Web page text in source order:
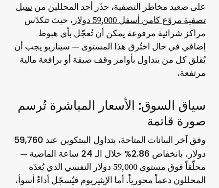
على صعيد مخاطر التصفية، حذّر أحد المحللين من سيل
تصفية مروّع كامن أسفل 59,000 دولار
، حيث تتكدّس
مراكز شرائية مرفوعة يمكن أن تُعجّل بأي هبوط
إضافي في حال اختُرق هذا المستوى — سيناريو يجب أن
يُقلق كل من يتداول بأوامر وقف ضيقة أو برافعة مالية
مرتفعة.
سياق السوق: الأسعار المباشرة تُرسم
صورة قاتمة
وفق آخر البيانات المتاحة،
يتداول البيتكوين عند 59,760
دولار، بانخفاض 2.86% خلال الـ 24 ساعة الماضية
—
محلّقاً فوق مستوى 59,000 دولار النفسي الذي يُعدّه
المحللون دعماً محورياً. أما الإيثيريوم فيُسجّل أداءً أسوأ،